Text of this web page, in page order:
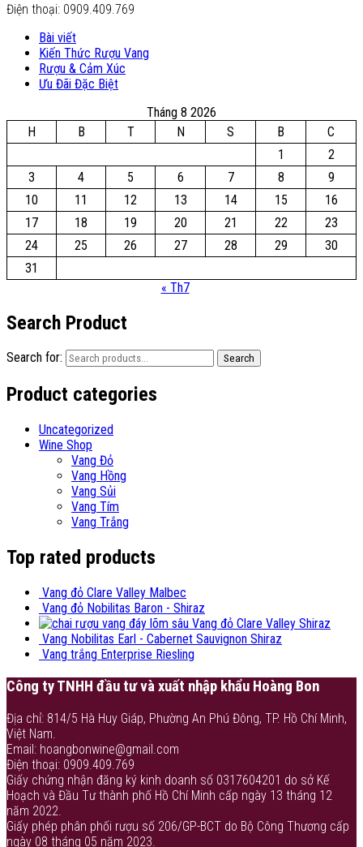
Điện thoại: 0909.409.769
Bài viết
Kiến Thức Rượu Vang
Rượu & Cảm Xúc
Ưu Đãi Đặc Biệt
Tháng 8 2026
H
B T N S B
C
1
2
3
4 5 6 7 8
9
10
11 12 13 14 15
16
17
18 19 20 21 22
23
24
25 26 27 28 29
30
31
« Th7
Search Product
Search for: Search
Product categories
Uncategorized
Wine Shop
Vang Đỏ
Vang Hồng
Vang Sủi
Vang Tím
Vang Trắng
Top rated products
Vang đỏ Clare Valley Malbec
Vang đỏ Nobilitas Baron - Shiraz
Vang đỏ Clare Valley Shiraz
Vang Nobilitas Earl - Cabernet Sauvignon Shiraz
Vang trắng Enterprise Riesling
Công ty TNHH đầu tư và xuất nhập khẩu Hoàng Bon
Địa chỉ: 814/5 Hà Huy Giáp, Phường An Phú Đông, TP. Hồ Chí Minh,
Việt Nam.
Email: hoangbonwine@gmail.com
Điện thoại: 0909.409.769
Giấy chứng nhận đăng ký kinh doanh số 0317604201 do sở Kế
Hoạch và Đầu Tư thành phố Hồ Chí Minh cấp ngày 13 tháng 12
năm 2022.
Giấy phép phân phối rượu số 206/GP-BCT do Bộ Công Thương cấp
ngày 08 tháng 05 năm 2023.